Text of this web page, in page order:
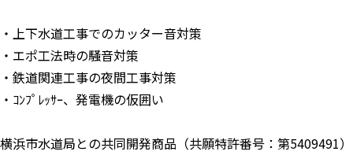
・上下水道工事でのカッター音対策
・エポ工法時の騒音対策
・鉄道関連工事の夜間工事対策
・ｺﾝﾌﾟﾚｯｻｰ、発電機の仮囲い
横浜市水道局との共同開発商品（共願特許番号：第5409491）